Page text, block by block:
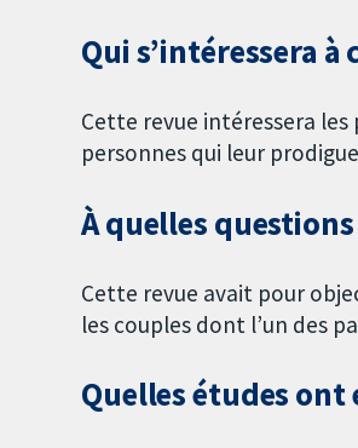
Qui s’intéressera à
Cette revue intéressera
personnes qui leur
À quelles
Cette revue avait pour
les couples dont l’un des
Quelles études ont